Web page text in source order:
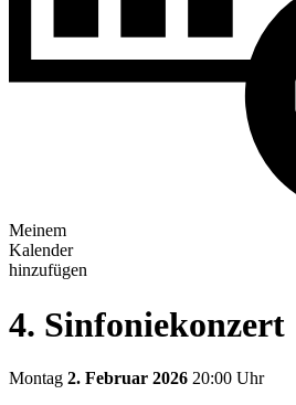
Meinem
Kalender
hinzufügen
4. Sinfoniekonzert
Montag 2. Februar 2026 20:00 Uhr